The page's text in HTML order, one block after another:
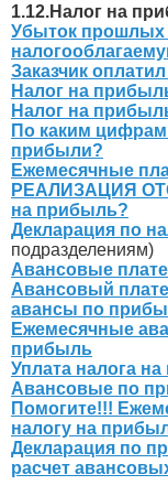
1.12.Налог на
Убыток прошлых
Заказчик
Налог на
Налог на
По каким цифрам
прибыли?
Ежемесячные
РЕАЛИЗАЦИЯ
на прибыль?
Декларация по
подразделениям)
Авансовые
Авансовый
авансы по
Ежемесячные
прибыль
Уплата налога
Авансовые по
Помогите!!!
налогу на
Декларация по
расчет